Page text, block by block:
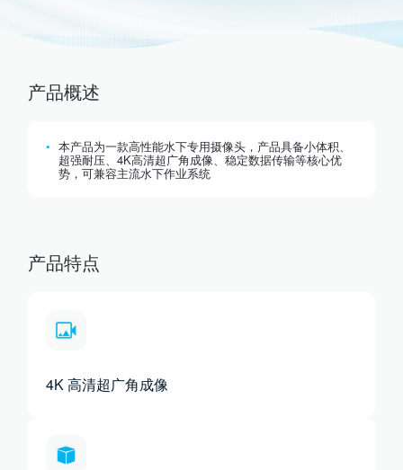
产品概述
本产品为一款高性能水下专用摄像头，产品具备小体积、
超强耐压、4K高清超广角成像、稳定数据传输等核心优
势，可兼容主流水下作业系统
产品特点
4K 高清超广角成像